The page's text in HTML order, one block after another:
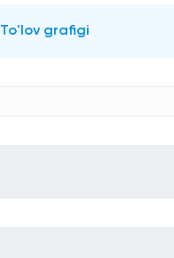
To'lov grafigi